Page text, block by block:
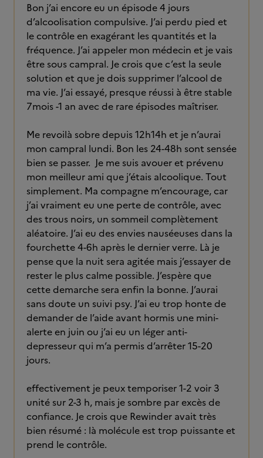
Bon j’ai encore eu un épisode 4 jours
d’alcoolisation compulsive. J’ai perdu pied et
le contrôle en exagérant les quantités et la
fréquence. J’ai appeler mon médecin et je vais
être sous campral. Je crois que c’est la seule
solution et que je dois supprimer l’alcool de
ma vie. J’ai essayé, presque réussi à être stable
7mois -1 an avec de rare épisodes maîtriser.
Me revoilà sobre depuis 12h14h et je n’aurai
mon campral lundi. Bon les 24-48h sont sensée
bien se passer. Je me suis avouer et prévenu
mon meilleur ami que j’étais alcoolique. Tout
simplement. Ma compagne m’encourage, car
j’ai vraiment eu une perte de contrôle, avec
des trous noirs, un sommeil complètement
aléatoire. J’ai eu des envies nauséeuses dans la
fourchette 4-6h après le dernier verre. Là je
pense que la nuit sera agitée mais j’essayer de
rester le plus calme possible. J’espère que
cette demarche sera enfin la bonne. J’aurai
sans doute un suivi psy. J’ai eu trop honte de
demander de l’aide avant hormis une mini-
alerte en juin ou j’ai eu un léger anti-
depresseur qui m’a permis d’arrêter 15-20
jours.
effectivement je peux temporiser 1-2 voir 3
unité sur 2-3 h, mais je sombre par excès de
confiance. Je crois que Rewinder avait très
bien résumé : là molécule est trop puissante et
prend le contrôle.